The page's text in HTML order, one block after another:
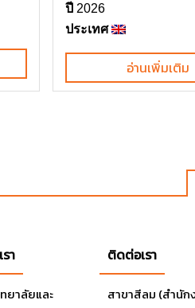
ปี 2026
ประเทศ
อ่านเพิ่มเติม
า
ยาลัยและ
ติดต่อเรา
สาขาสีลม (สำนั